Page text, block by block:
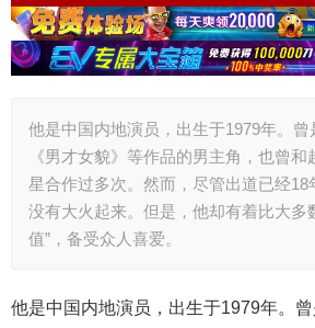
他是中国内地演员，出生于1979年。曾
《男才女貌》等作品的男主角，也曾
星合作过多次。然而，尽管出道已经18
没有大火起来。但是，他却有着比大多
值”，备受众人喜爱。
他是中国内地演员，出生于1979年。曾